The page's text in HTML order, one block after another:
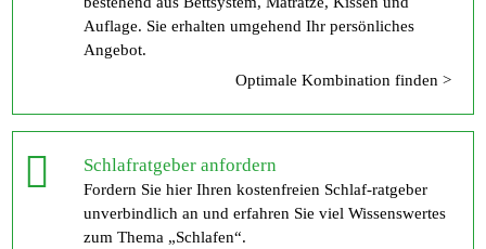
Auflage. Sie erhalten umgehend Ihr persönliches
Angebot.
Optimale Kombination finden >
Schlafratgeber anfordern
Fordern Sie hier Ihren kostenfreien Schlaf-ratgeber
unverbindlich an und erfahren Sie viel Wissenswertes
zum Thema „Schlafen“.